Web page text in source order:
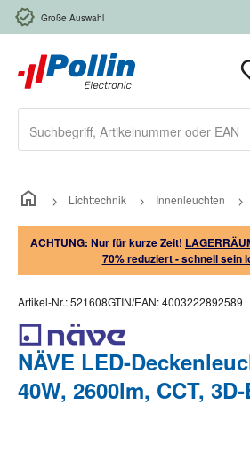
Zum Hauptinhalt springen
Große Auswahl
Lichttechnik Innenleuchten
ACHTUNG: Nur für kurze Zeit!
70% reduziert - schnell sein
Artikel-Nr.:521608GTIN/EAN:4003222892589
NÄVE LED-
40W, 2600lm, CCT,